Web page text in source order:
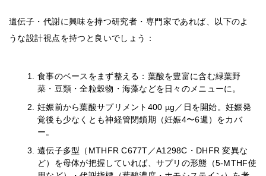
遺伝子・代謝に興味を持つ研究者・専門家であれば、以下のよ
うな設計視点を持つと良いでしょう：
食事のベースをまず整える：葉酸を豊富に含む緑葉野
菜・豆類・全粒穀物・海藻などを日々のメニューに。
妊娠前から葉酸サプリメント400 µg／日を開始。妊娠発
覚後も少なくとも神経管閉鎖期（妊娠4〜6週）をカバ
ー。
遺伝子多型（MTHFR C677T／A1298C・DHFR 変異な
ど）を母体が把握していれば、サプリの形態（5-MTHF使